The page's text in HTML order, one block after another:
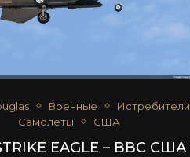
Военные
Истребители
Самолеты
США
EAGLE – ВВС США